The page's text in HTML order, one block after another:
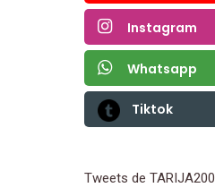
Instagram
Whatsapp
Tiktok
Tweets de TARIJA200